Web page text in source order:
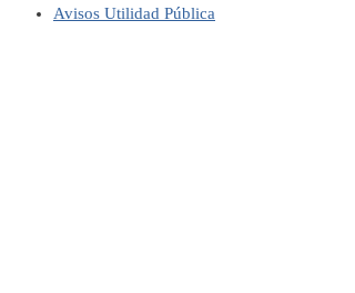
Avisos Utilidad Pública